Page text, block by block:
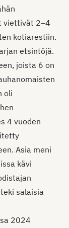
viettivät 2–4
kotiarestiin.
etsintöjä.
joista 6 on
oli
4 vuoden
Asia meni
kävi
salaisia
2024